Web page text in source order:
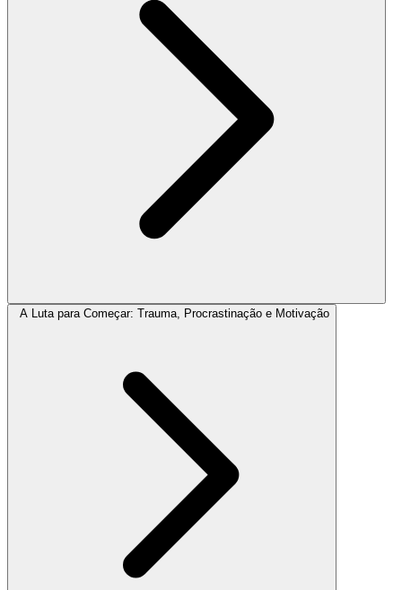
A Luta para Começar: Trauma, Procrastinação e Motivação